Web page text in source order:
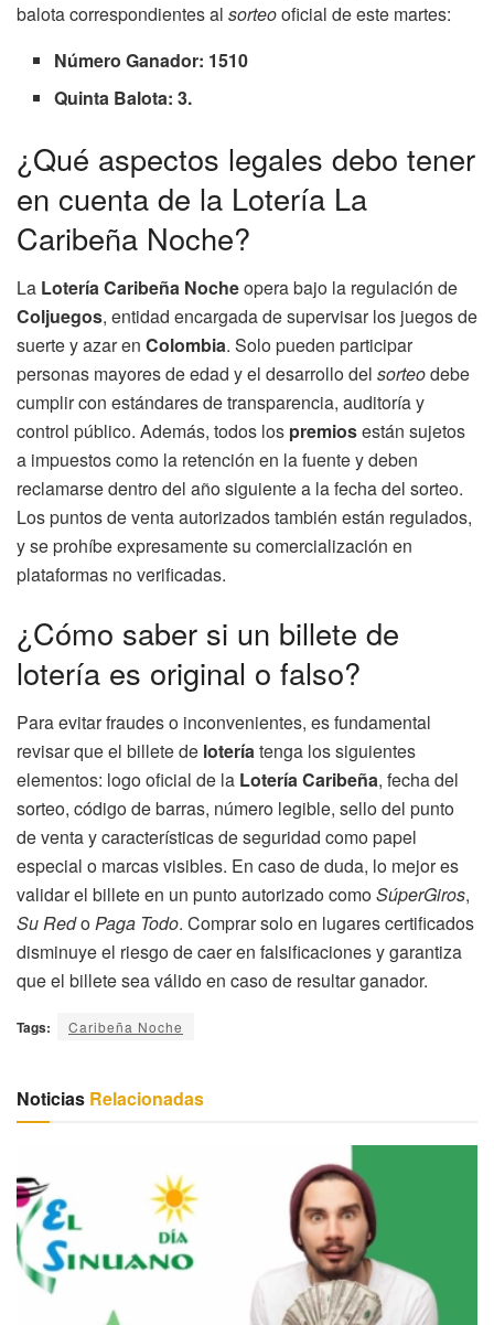
balota correspondientes al sorteooficial de este martes:
Número Ganador: 1510
Quinta Balota: 3.
¿Qué aspectos legales debo tener
en cuenta de la Lotería La
Caribeña Noche?
La Lotería Caribeña Nocheopera bajo la regulación de
Coljuegos, entidad encargada de supervisar los juegos de
suerte y azar en Colombia. Solo pueden participar
personas mayores de edad y el desarrollo del sorteodebe
cumplir con estándares de transparencia, auditoría y
control público. Además, todos los premiosestán sujetos
a impuestos como la retención en la fuente y deben
reclamarse dentro del año siguiente a la fecha del sorteo.
Los puntos de venta autorizados también están regulados,
y se prohíbe expresamente su comercialización en
plataformas no verificadas.
¿Cómo saber si un billete de
lotería es original o falso?
Para evitar fraudes o inconvenientes, es fundamental
revisar que el billete de loteríatenga los siguientes
elementos: logo oficial de la Lotería Caribeña, fecha del
sorteo, código de barras, número legible, sello del punto
de venta y características de seguridad como papel
especial o marcas visibles. En caso de duda, lo mejor es
validar el billete en un punto autorizado comoSúperGiros,
Su RedoPaga Todo. Comprar solo en lugares certificados
disminuye el riesgo de caer en falsificaciones y garantiza
que el billete sea válido en caso de resultar ganador.
Tags: Caribeña Noche
Noticias Relacionadas